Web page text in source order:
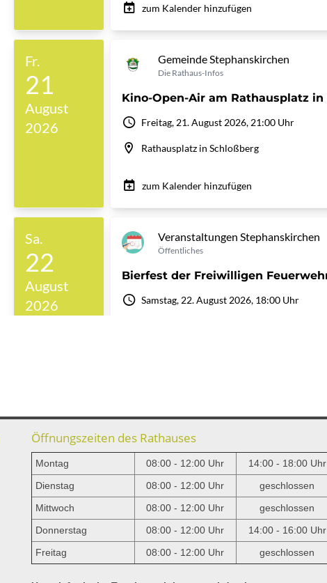
Öffnungszeiten des Rathauses
Montag 08:00 - 12:00 Uhr
14:00 - 18:00 Uhr
Dienstag
08:00 - 12:00 Uhr
geschlossen
Mittwoch
08:00 - 12:00 Uhr
geschlossen
Donnerstag
08:00 - 12:00 Uhr
14:00 - 16:00 Uhr
Freitag
08:00 - 12:00 Uhr geschlossen